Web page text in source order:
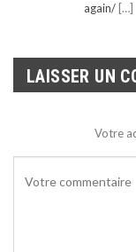
again/ […]
LAISSER UN
Votre